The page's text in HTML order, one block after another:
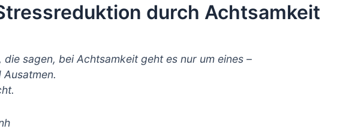
durch Achtsamkeit
die sagen, bei Achtsamkeit geht es nur um eines –
Ausatmen.